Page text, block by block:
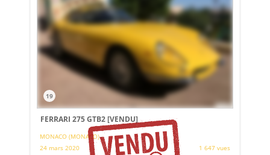
19
FERRARI 275 GTB2[VENDU]
MONACO (MONACO)
24 mars 2020
1 647 vues